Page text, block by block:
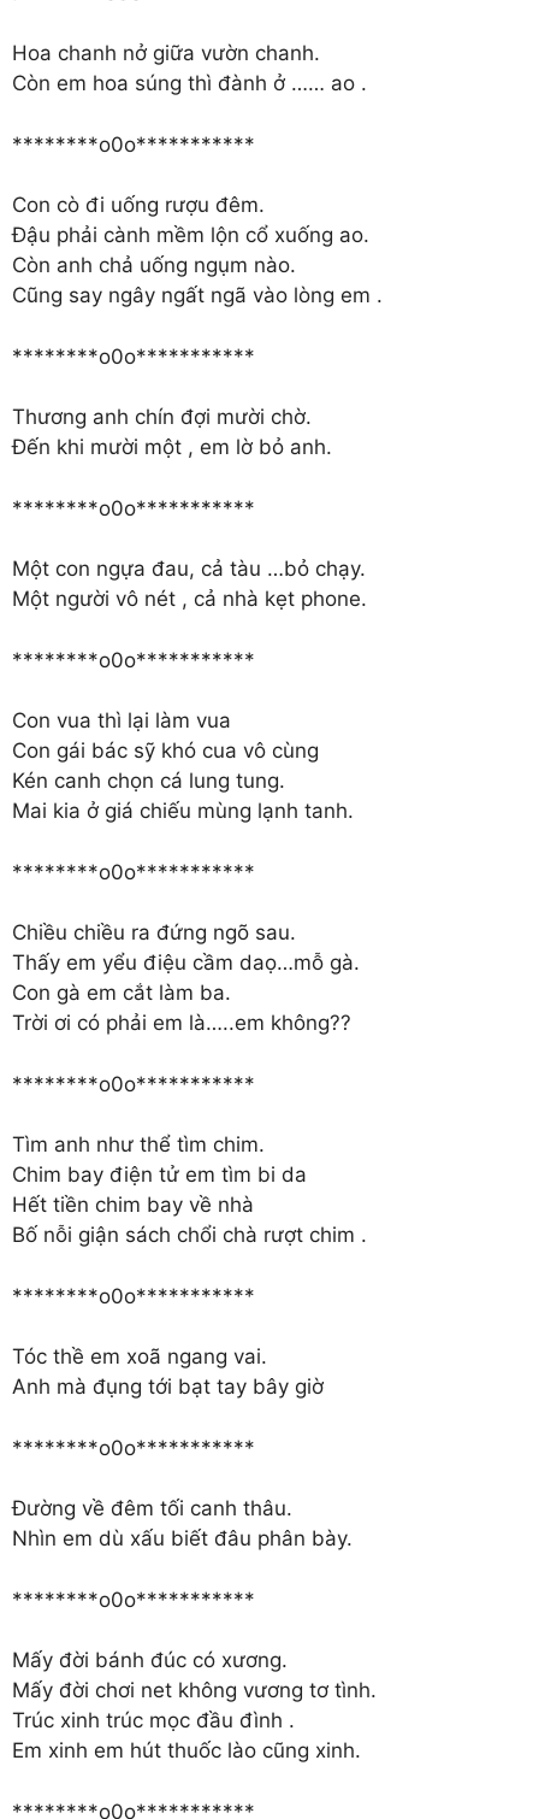
Hoa chanh nở giữa vườn chanh.
Còn em hoa súng thì đành ở …… ao .
********o0o***********
Con cò đi uống rượu đêm.
Đậu phải cành mềm lộn cổ xuống ao.
Còn anh chả uống ngụm nào.
Cũng say ngây ngất ngã vào lòng em .
********o0o***********
Thương anh chín đợi mười chờ.
Đến khi mười một , em lờ bỏ anh.
********o0o***********
Một con ngựa đau, cả tàu …bỏ chạy.
Một người vô nét , cả nhà kẹt phone.
********o0o***********
Con vua thì lại làm vua
Con gái bác sỹ khó cua vô cùng
Kén canh chọn cá lung tung.
Mai kia ở giá chiếu mùng lạnh tanh.
********o0o***********
Chiều chiều ra đứng ngõ sau.
Thấy em yểu điệu cầm daọ…mỗ gà.
Con gà em cắt làm ba.
Trời ơi có phải em là…..em không??
********o0o***********
Tìm anh như thể tìm chim.
Chim bay điện tử em tìm bi da
Hết tiền chim bay về nhà
Bố nỗi giận sách chổi chà rượt chim .
********o0o***********
Tóc thề em xoã ngang vai.
Anh mà đụng tới bạt tay bây giờ
********o0o***********
Đường về đêm tối canh thâu.
Nhìn em dù xấu biết đâu phân bày.
********o0o***********
Mấy đời bánh đúc có xương.
Mấy đời chơi net không vương tơ tình.
Trúc xinh trúc mọc đầu đình .
Em xinh em hút thuốc lào cũng xinh.
********o0o***********